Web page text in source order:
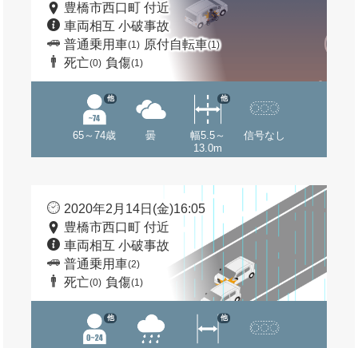
豊橋市西口町 付近
車両相互 小破事故
普通乗用車(1) 原付自転車(1)
死亡(0) 負傷(1)
65～74歳
他
曇
幅5.5～
13.0m
他
信号なし
2020年2月14日(金)16:05
豊橋市西口町 付近
車両相互 小破事故
普通乗用車(2)
死亡(0) 負傷(1)
他 他